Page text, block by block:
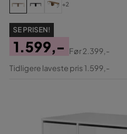
+2
SE PRISEN!
Pris
1.599,-
Original
Før2.399,-
Tidligere laveste pris 1.599,-